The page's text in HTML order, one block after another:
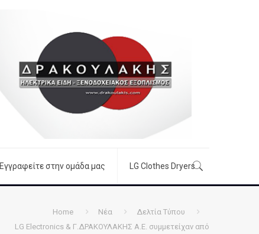
Εγγραφείτε στην ομάδα μας LG Clothes Dryers
Home Νέα
Δελτία Τύπου
LG Electronics & Γ.ΔΡΑΚΟΥΛΑΚΗΣ Α.Ε. συμμετείχαν από